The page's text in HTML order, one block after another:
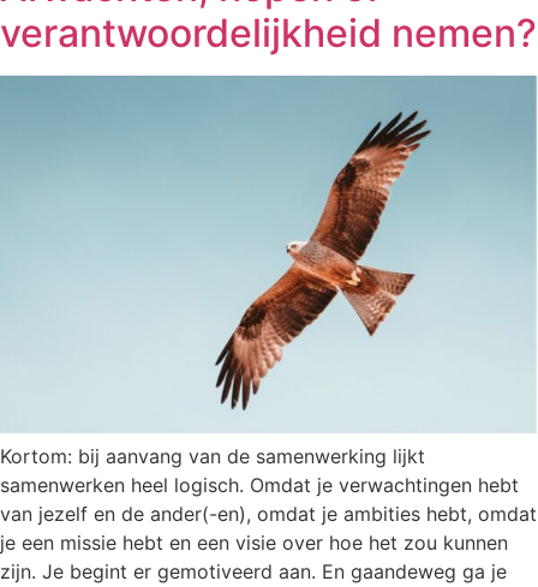
verantwoordelijkheid nemen?
Kortom: bij aanvang van de samenwerking lijkt
samenwerken heel logisch. Omdat je verwachtingen hebt
van jezelf en de ander(-en), omdat je ambities hebt, omdat
je een missie hebt en een visie over hoe het zou kunnen
zijn. Je begint er gemotiveerd aan. En gaandeweg ga je